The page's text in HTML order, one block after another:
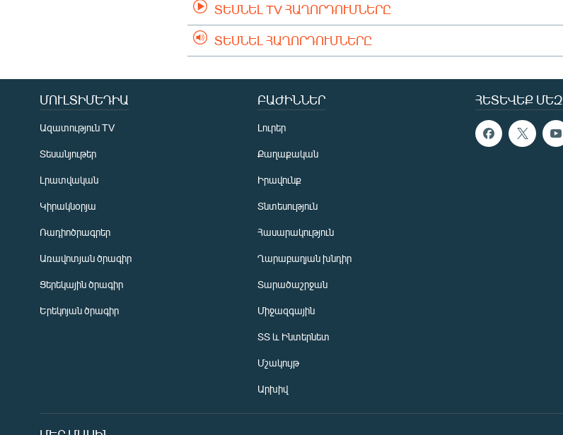
ՏԵՍՆԵԼ TV ՀԱՂՈՐԴՈՒՄՆԵՐԸ
ՏԵՍՆԵԼ ՀԱՂՈՐԴՈՒՄՆԵՐԸ
ՀԵՏԵՎԵՔ ՄԵԶ
ՄՈՒԼՏԻՄԵԴԻԱ
Ազատություն TV
Տեսանյութեր
Լրատվական
Կիրակնօրյա
Ռադիոծրագրեր
Առավոտյան ծրագիր
Ցերեկային ծրագիր
Երեկոյան ծրագիր
ԲԱԺԻՆՆԵՐ
Լուրեր
Քաղաքական
Իրավունք
Տնտեսություն
Հասարակություն
Ղարաբաղյան խնդիր
Տարածաշրջան
Միջազգային
ՏՏ և Ինտերնետ
Մշակույթ
Արխիվ